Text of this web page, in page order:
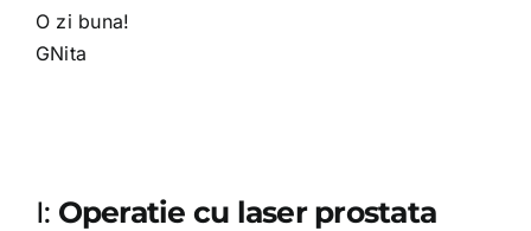
O zi buna!
GNita
I: Operatie cu laser prostata